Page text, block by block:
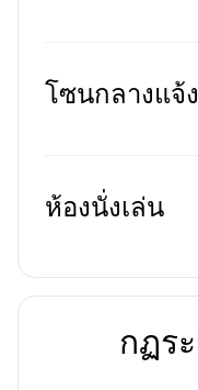
โซนกลางแจ้ง
ห้องนั่งเล่น
กฏร